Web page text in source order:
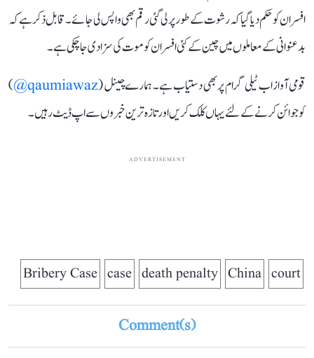
افسران کو حکم دیا گیا کہ رشوت کے طور پر لی گئی رقم بھی واپس لی جائے۔ قابل ذکر ہے کہ
بدعنوانی کے معاملوں میں چین کے کئی افسران کو موت کی سزا دی جا چکی ہے۔
قومی آواز اب ٹیلی گرام پر بھی دستیاب ہے۔ ہمارے چینل (qaumiawaz@
)
کو جوائن کرنے کے لئے یہاں کلک کریں اور تازہ ترین خبروں سے اپ ڈیٹ رہیں۔
ADVERTISEMENT
court
China
death penalty
case
Bribery Case
Comment(s)